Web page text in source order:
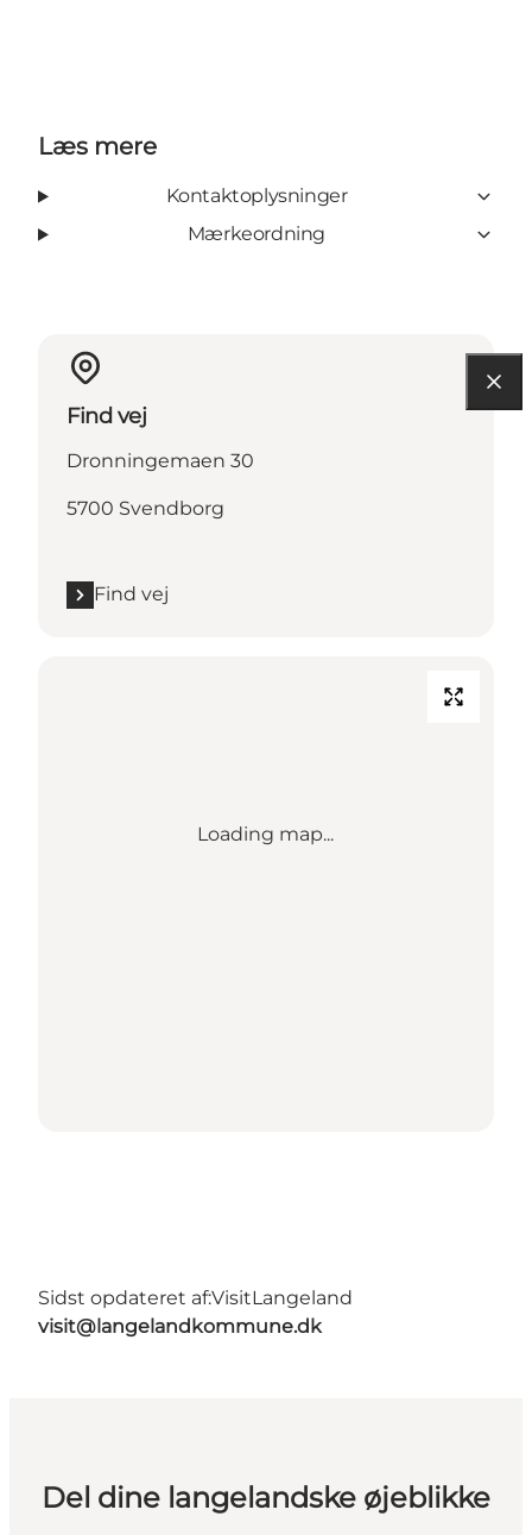
Læs mere
Kontaktoplysninger
Mærkeordning
Find vej
Dronningemaen 30
5700 Svendborg
Find vej
Loading map...
Sidst opdateret af:VisitLangeland
visit@langelandkommune.dk
Del dine langelandske øjeblikke